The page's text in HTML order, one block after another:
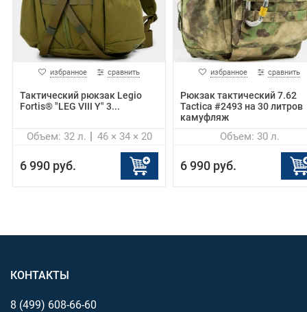
избранное сравнить
Тактический рюкзак Legio
Fortis® "LEG VIII Y" 3...
46 × 34 × 20
Объем: 32 л.
6 990 руб.
избранное сравнить
Рюкзак тактический 7.62
Tactica #2493 на 30 литров
камуфляж
Объем: 30 л.
6 990 руб.
КОНТАКТЫ
8 (499) 608-66-60